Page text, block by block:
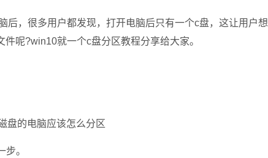
，很多用户都发现，打开电脑后只有一个c盘，这让用户想
呢?win10就一个c盘分区教程分享给大家。
。